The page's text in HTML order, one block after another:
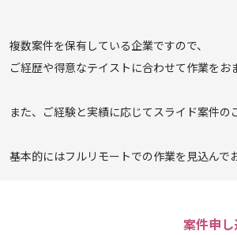
複数案件を保有している企業ですので、
ご経歴や得意なテイストに合わせて作業をお
また、ご経験と実績に応じてスライド案件の
基本的にはフルリモートでの作業を見込んで
案件申し